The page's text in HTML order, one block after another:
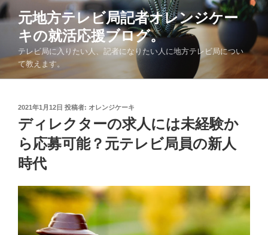
コ
ン
へ
元地方テレビ局記者オレンジケー
キの就活応援ブログ。
テレビ局に入りたい人、記者になりたい人に地方テレビ局につい
て教えます。
投
稿
日:
2021年1月12日 投稿者: オレンジケーキ
ディレクターの求人には未経験か
ら応募可能？元テレビ局員の新人
時代